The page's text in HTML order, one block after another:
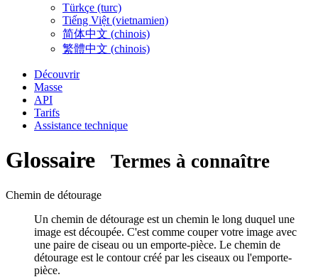
Türkçe (turc)
Tiếng Việt (vietnamien)
简体中文 (chinois)
繁體中文 (chinois)
Découvrir
Masse
API
Tarifs
Assistance technique
Glossaire Termes à connaître
Chemin de détourage
Un chemin de détourage est un chemin le long duquel une
image est découpée. C'est comme couper votre image avec
une paire de ciseau ou un emporte-pièce. Le chemin de
détourage est le contour créé par les ciseaux ou l'emporte-
pièce.